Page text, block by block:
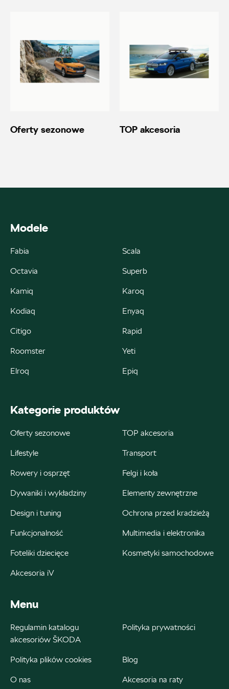
Oferty sezonowe TOP akcesoria
Autoremo
ul. Wiśniowieckiego 123, Nowy Sącz
zamowienia@autoremo.pl
ul. Krakowska 283, Kielce
+48 609 991 995
Bednarek
ul. Szczecińska 38A, Łódź
+48 426 130 700
22000.magazyn@partner.skoda.pl
+48 515 060 712
Czesci@bednarek.com.pl
Modele
Fabia Scala
Octavia Superb
Kamiq Karoq
Kodiaq Enyaq
Citigo Rapid
Roomster Yeti
Elroq Epiq
Kategorie produktów
Oferty sezonowe TOP akcesoria
Lifestyle Transport
Rowery i osprzęt Felgi i koła
Dywaniki i wykładziny Elementy zewnętrzne
Design i tuning Ochrona przed kradzieżą
Funkcjonalność Multimedia i elektronika
Foteliki dziecięce Kosmetyki samochodowe
Akcesoria iV
Menu
Regulamin katalogu
akcesoriów ŠKODA
Polityka prywatności
Polityka plików cookies Blog
O nas Akcesoria na raty